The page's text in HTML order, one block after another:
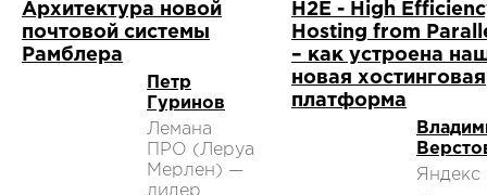
Архитектура новой
почтовой системы
Рамблера
Петр
Гуринов
Лемана
ПРО (Леруа
Мерлен) —
лидер
H2E - High
Hosting from
– как устроена
новая хостинговая
платформа
Яндекс